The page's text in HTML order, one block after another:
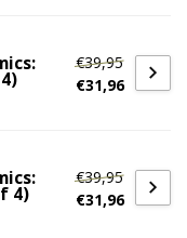
€39,95
€31,96
4)
€39,95
€31,96